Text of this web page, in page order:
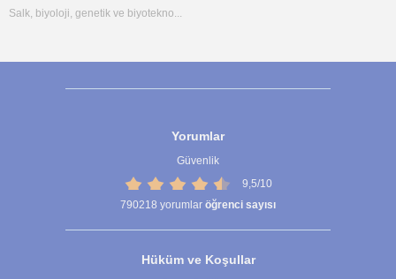
Salk, biyoloji, genetik ve biyotekno...
Yorumlar
Güvenlik
9,5/10
790218 yorumlar öğrenci sayısı
Hüküm ve Koşullar